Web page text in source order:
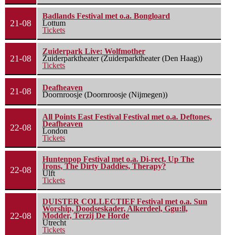
21-08
Badlands Festival met o.a. Bongloard
Lottum
Tickets
21-08
Zuiderpark Live: Wolfmother
Zuiderparktheater (Zuiderparktheater (Den Haag))
Tickets
21-08
Deafheaven
Doornroosje (Doornroosje (Nijmegen))
22-08
All Points East Festival Festival met o.a. Deftones,
Deafheaven
London
Tickets
22-08
Huntenpop Festival met o.a. Di-rect, Up The
Irons, The Dirty Daddies, Therapy?
Ulft
Tickets
22-08
DUISTER COLLECTIEF Festival met o.a. Sun
Worship, Doodseskader, Alkerdeel, Ggu:ll,
Modder, Terzij De Horde
Utrecht
Tickets